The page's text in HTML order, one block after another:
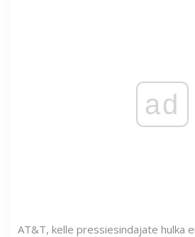
ad
AT&T, kelle pressiesindajate hulka